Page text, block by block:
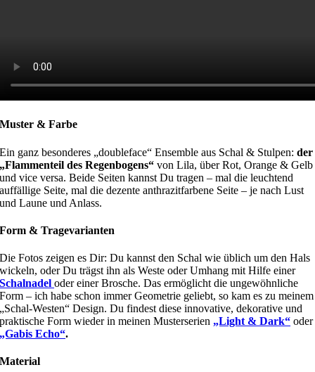
Muster & Farbe
Ein ganz besonderes „doubleface“ Ensemble aus Schal & Stulpen:der
„Flammenteil des Regenbogens“ von Lila, über Rot, Orange & Gelb
und vice versa. Beide Seiten kannst Du tragen – mal die leuchtend
auffällige Seite, mal die dezente anthrazitfarbene Seite – je nach Lust
und Laune und Anlass.
Form & Tragevarianten
Die Fotos zeigen es Dir: Du kannst den Schal wie üblich um den Hals
wickeln, oder Du trägst ihn als Weste oder Umhang mit Hilfe einer
Schalnadel oder einer Brosche. Das ermöglicht die ungewöhnliche
Form – ich habe schon immer Geometrie geliebt, so kam es zu meinem
„Schal-Westen“ Design. Du findest diese innovative, dekorative und
praktische Form wieder in meinen Musterserien „Light & Dark“ oder
„Gabis Echo“.
Material